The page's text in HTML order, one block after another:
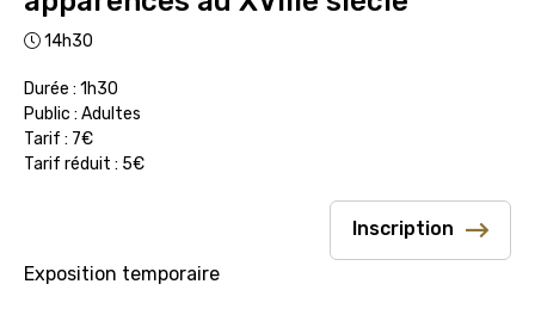
14h30
Durée : 1h30
Public : Adultes
Tarif : 7€
Tarif réduit : 5€
Inscription
Exposition temporaire